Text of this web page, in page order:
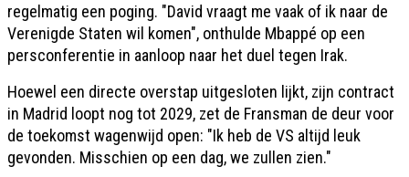
regelmatig een poging. "David vraagt me vaak of ik naar de
Verenigde Staten wil komen", onthulde Mbappé op een
persconferentie in aanloop naar het duel tegen Irak.
Hoewel een directe overstap uitgesloten lijkt, zijn contract
in Madrid loopt nog tot 2029, zet de Fransman de deur voor
de toekomst wagenwijd open: "Ik heb de VS altijd leuk
gevonden. Misschien op een dag, we zullen zien."